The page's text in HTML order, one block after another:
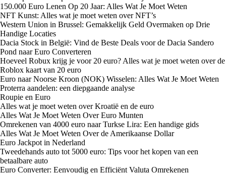
150.000 Euro Lenen Op 20 Jaar: Alles Wat Je Moet Weten
NFT Kunst: Alles wat je moet weten over NFT’s
Western Union in Brussel: Gemakkelijk Geld Overmaken op Drie
Handige Locaties
Dacia Stock in België: Vind de Beste Deals voor de Dacia Sandero
Pond naar Euro Converteren
Hoeveel Robux krijg je voor 20 euro? Alles wat je moet weten over de
Roblox kaart van 20 euro
Euro naar Noorse Kroon (NOK) Wisselen: Alles Wat Je Moet Weten
Proterra aandelen: een diepgaande analyse
Roupie en Euro
Alles wat je moet weten over Kroatië en de euro
Alles Wat Je Moet Weten Over Euro Munten
Omrekenen van 4000 euro naar Turkse Lira: Een handige gids
Alles Wat Je Moet Weten Over de Amerikaanse Dollar
Euro Jackpot in Nederland
Tweedehands auto tot 5000 euro: Tips voor het kopen van een
betaalbare auto
Euro Converter: Eenvoudig en Efficiënt Valuta Omrekenen